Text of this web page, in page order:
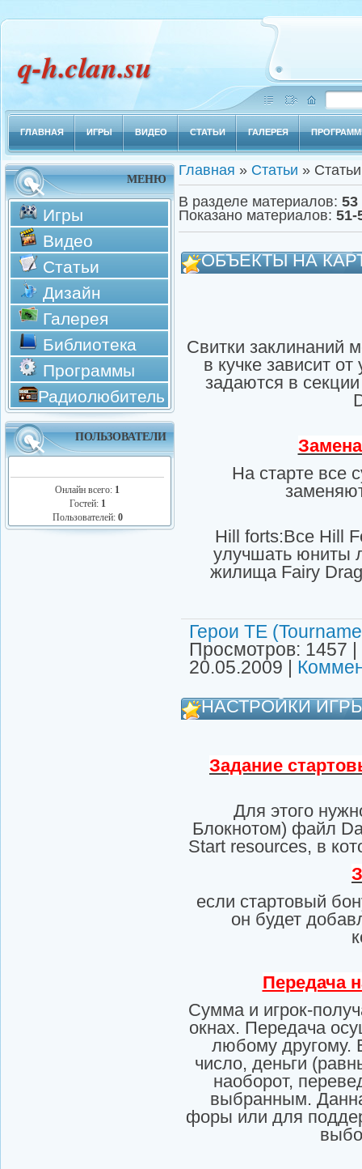
q-h.clan.su
ГЛАВНАЯ ИГРЫ ВИДЕО СТАТЬИ ГАЛЕРЕЯ
МЕНЮ
Игры
Видео
Статьи
Дизайн
Галерея
Библиотека
Программы
Радиолюбитель
ПОЛЬЗОВАТЕЛИ
Онлайн всего: 1
Гостей: 1
Пользователей: 0
Главная » Статьи »
В разделе материалов: 53
Показано материалов: 51-
ОБЪЕКТЫ НА
Свитки заклинаний
в кучке зависит
задаются в
На старте все
Hill forts:Все Hill
улучшать юниты
жилища Fairy
Герои ТЕ
Просмотров: 1457
20.05.2009 |
НАСТРОЙКИ
Задание
Для этого
Блокнотом) файл
Start resources, в
если стартовый
он будет
Передача
Сумма и игрок-
окнах. Передача
любому другому.
число, деньги
наоборот,
выбранным.
форы или для